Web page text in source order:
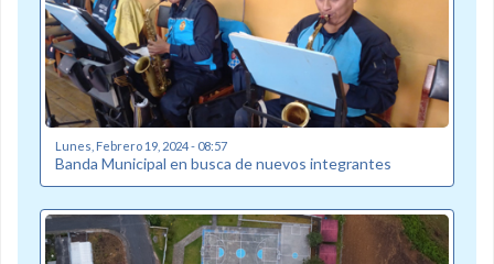
Lunes, Febrero 19, 2024 - 08:57
Banda Municipal en busca de nuevos integrantes